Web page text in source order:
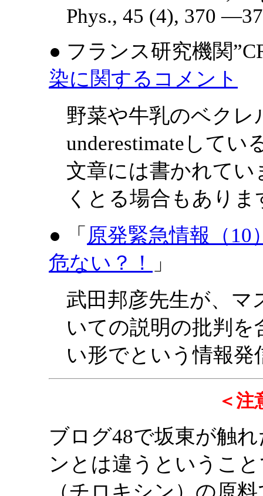
Phys., 45 (4), 370
● フランス研究機関
染に関するコメント
野菜や牛乳のベク
underestimateして
文章には書かれて
くとる場合もありま
● 「 原発緊急情報（
危ない？！
」
武田邦彦先生が、マ
いての説明の批判
い形でという情報
＜注
ブログ48で坂東が触
ンとは違うというこ